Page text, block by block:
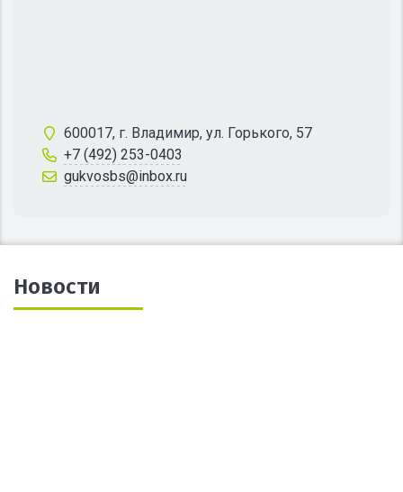
600017, г. Владимир, ул. Горького, 57
+7 (492) 253-0403
gukvosbs@inbox.ru
Новости